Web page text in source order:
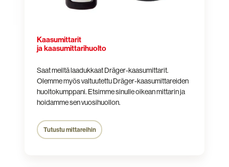
Kaasumittarit
ja kaasumittarihuolto
Saat meiltä laadukkaat Dräger-kaasumittarit.
Olemme myös valtuutettu Dräger-kaasumittareiden
huoltokumppani. Etsimme sinulle oikean mittarin ja
hoidamme sen vuosihuollon.
Tutustu mittareihin